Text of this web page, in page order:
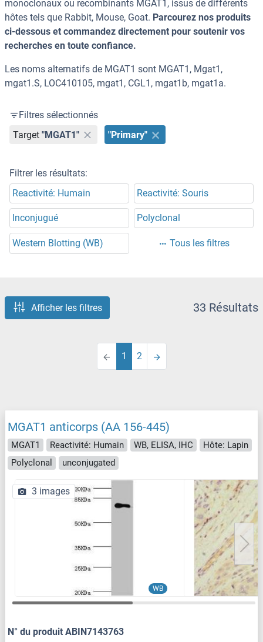
monoclonaux ou recombinants MGAT1, issus de différents
hôtes tels que Rabbit, Mouse, Goat. Parcourez nos produits
ci-dessous et commandez directement pour soutenir vos
recherches en toute confiance.
Les noms alternatifs de MGAT1 sont MGAT1, Mgat1,
mgat1.S, LOC410105, mgat1, CGL1, mgat1b, mgat1a.
Filtres sélectionnés
Target "MGAT1" "Primary"
Filtrer les résultats:
Reactivité: Humain
Reactivité: Souris
Inconjugué Polyclonal
Western Blotting (WB) Tous les filtres
Afficher les filtres 33 Résultats
1 2
MGAT1 anticorps (AA 156-445)
MGAT1 Reactivité: Humain WB, ELISA, IHC
Hôte: Lapin
Polyclonal
unconjugated
WB
3 images
N° du produit ABIN7143763